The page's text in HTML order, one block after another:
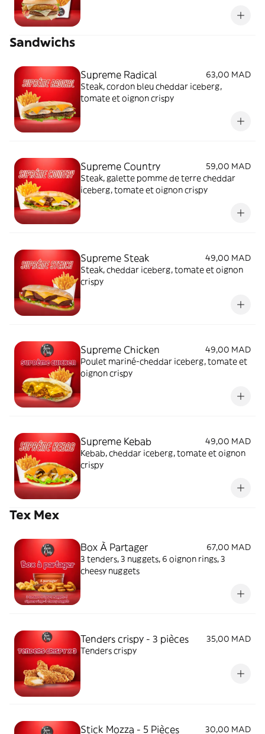
Sandwichs
Supreme Radical
63,00 MAD
Steak, cordon bleu cheddar iceberg,
tomate et oignon crispy
Supreme Country
59,00 MAD
Steak, galette pomme de terre cheddar
iceberg, tomate et oignon crispy
Supreme Steak
49,00 MAD
Steak, cheddar iceberg, tomate et oignon
crispy
Supreme Chicken
49,00 MAD
Poulet mariné-cheddar iceberg, tomate et
oignon crispy
Supreme Kebab
49,00 MAD
Kebab, cheddar iceberg, tomate et oignon
crispy
Tex Mex
Box À Partager
67,00 MAD
3 tenders, 3 nuggets, 6 oignon rings, 3
cheesy nuggets
Tenders crispy - 3 pièces
35,00 MAD
Tenders crispy
Stick Mozza - 5 Pièces
30,00 MAD